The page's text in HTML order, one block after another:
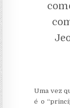
Uma vez
é o